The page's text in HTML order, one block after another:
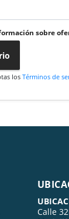
sobre
losTérminos de
Calle